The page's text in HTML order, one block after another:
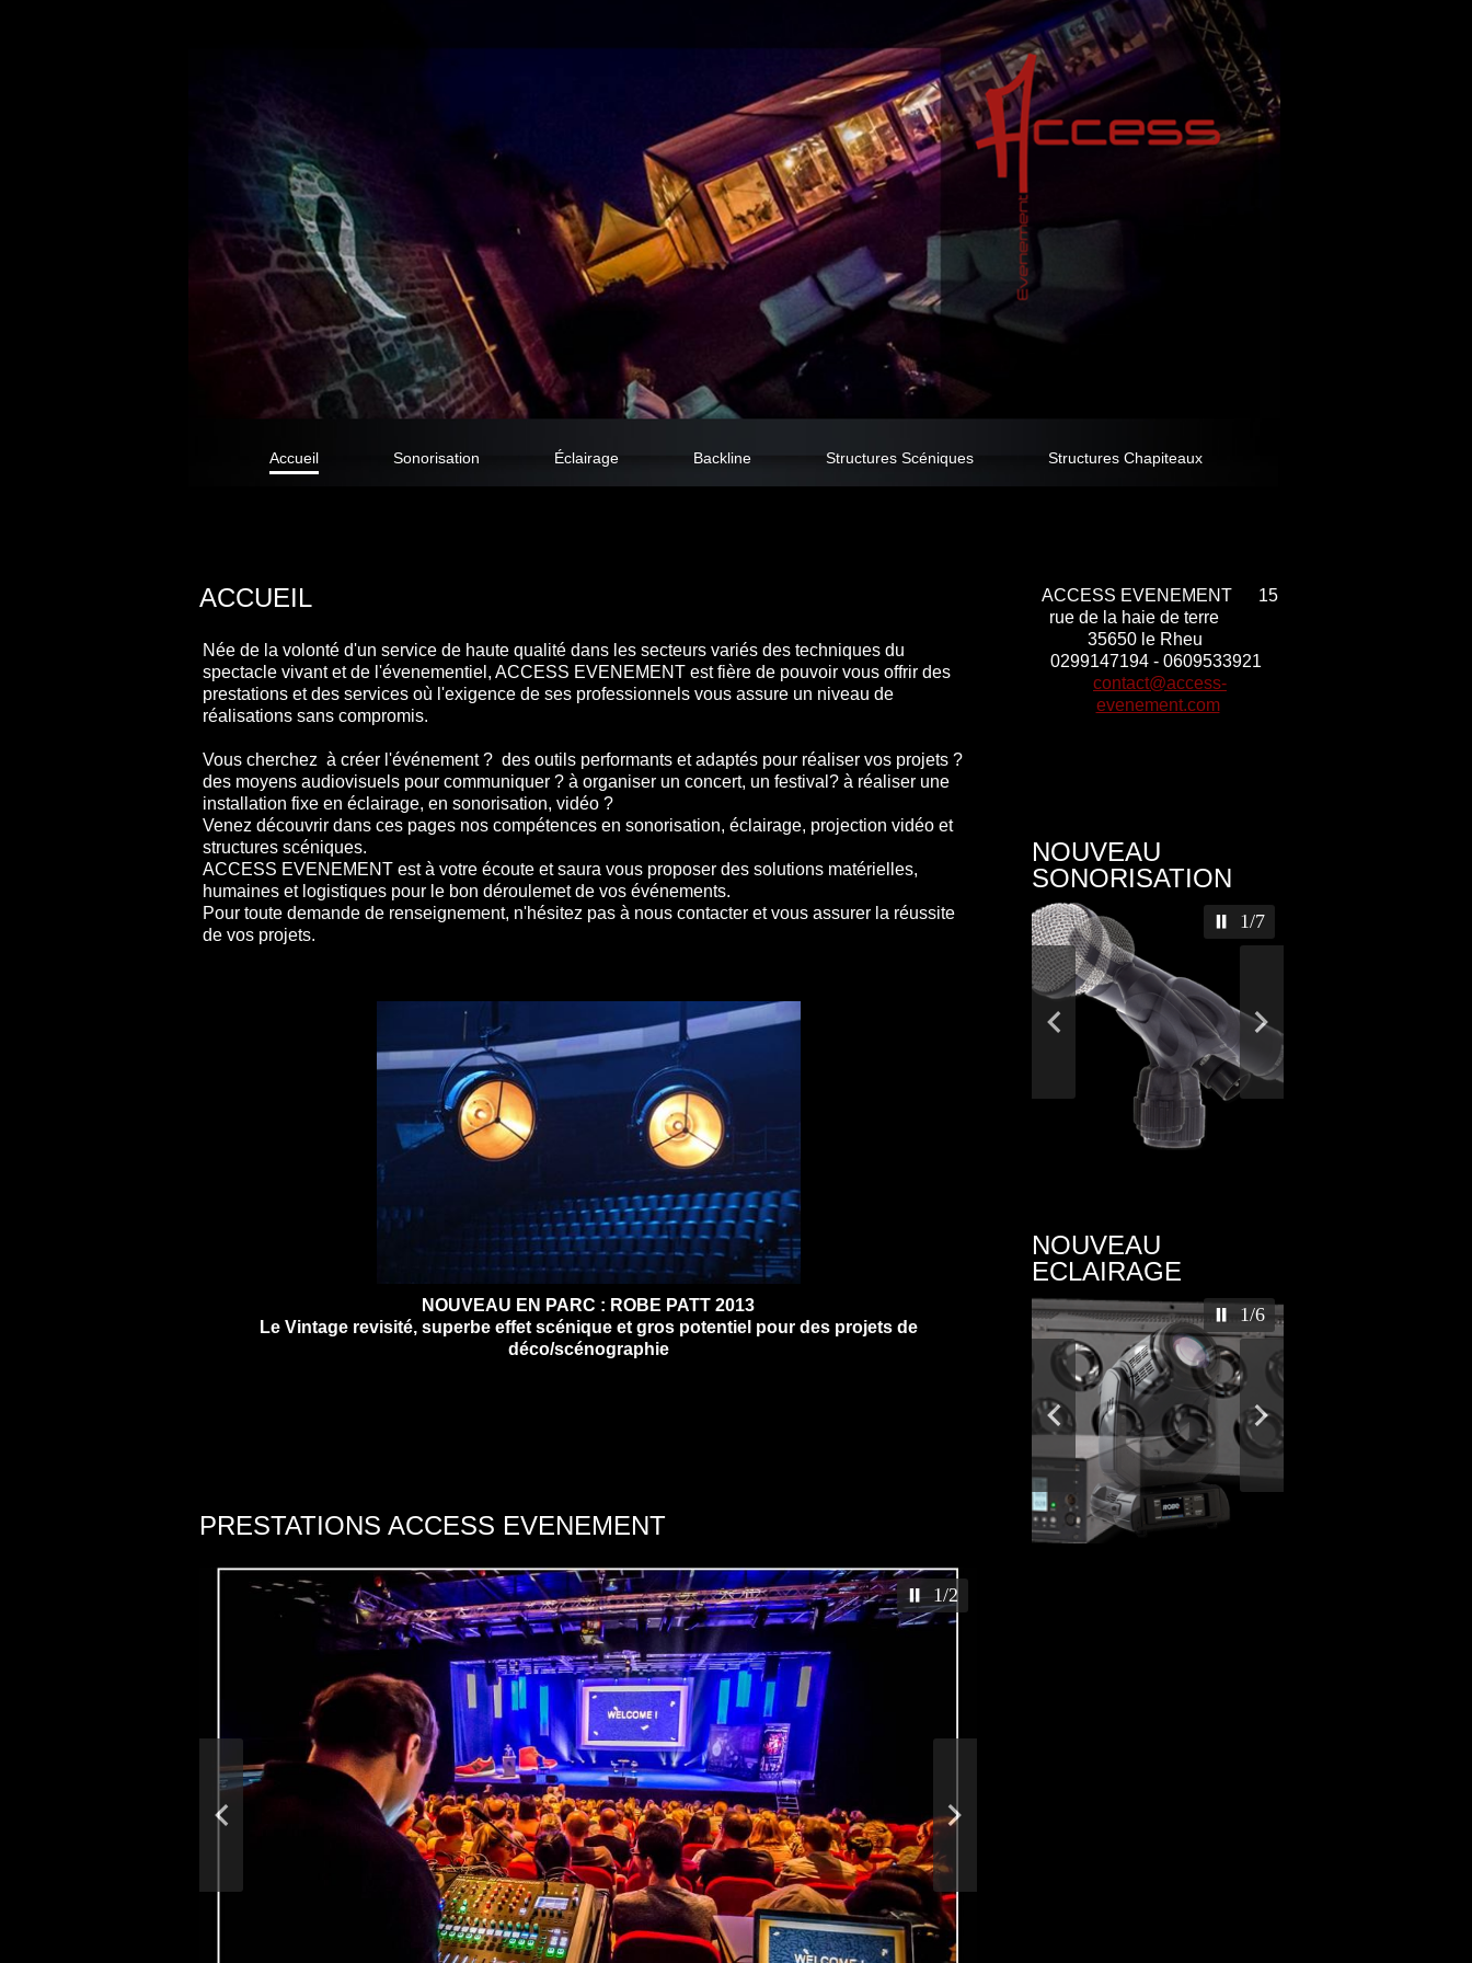
Accueil Sonorisation Éclairage Backline Structures Scéniques Structures Chapiteaux
ACCUEIL ACCESS EVENEMENT 15
rue de la haie de terre
35650 le Rheu
0299147194 - 0609533921
contact@access-
evenement.com
Née de la volonté d'un service de haute qualité dans les secteurs variés des techniques du
spectacle vivant et de l'évenementiel, ACCESS EVENEMENT est fière de pouvoir vous offrir des
prestations et des services où l'exigence de ses professionnels vous assure un niveau de
réalisations sans compromis.
Vous cherchez à créer l'événement ? des outils performants et adaptés pour réaliser vos projets ?
des moyens audiovisuels pour communiquer ? à organiser un concert, un festival? à réaliser une
installation fixe en éclairage, en sonorisation, vidéo ?
Venez découvrir dans ces pages nos compétences en sonorisation, éclairage, projection vidéo et
structures scéniques.
ACCESS EVENEMENT est à votre écoute et saura vous proposer des solutions matérielles,
humaines et logistiques pour le bon déroulemet de vos événements.
Pour toute demande de renseignement, n'hésitez pas à nous contacter et vous assurer la réussite
de vos projets.
NOUVEAU
SONORISATION
2/7
NOUVEAU
ECLAIRAGE
2/6
NOUVEAU EN PARC : ROBE PATT 2013
Le Vintage revisité, superbe effet scénique et gros potentiel pour des projets de
déco/scénographie
PRESTATIONS ACCESS EVENEMENT
1/2